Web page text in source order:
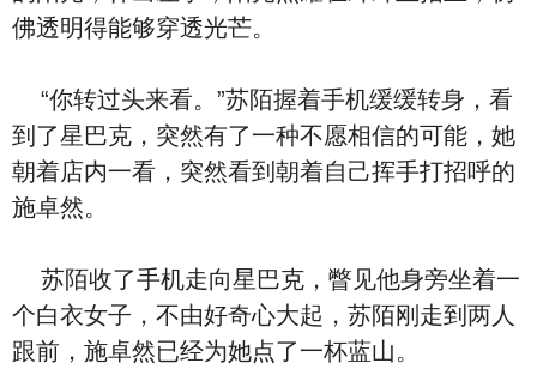
佛透明得能够穿透光芒。
“你转过头来看。”苏陌握着手机缓缓转身，看
到了星巴克，突然有了一种不愿相信的可能，她
朝着店内一看，突然看到朝着自己挥手打招呼的
施卓然。
苏陌收了手机走向星巴克，瞥见他身旁坐着一
个白衣女子，不由好奇心大起，苏陌刚走到两人
跟前，施卓然已经为她点了一杯蓝山。